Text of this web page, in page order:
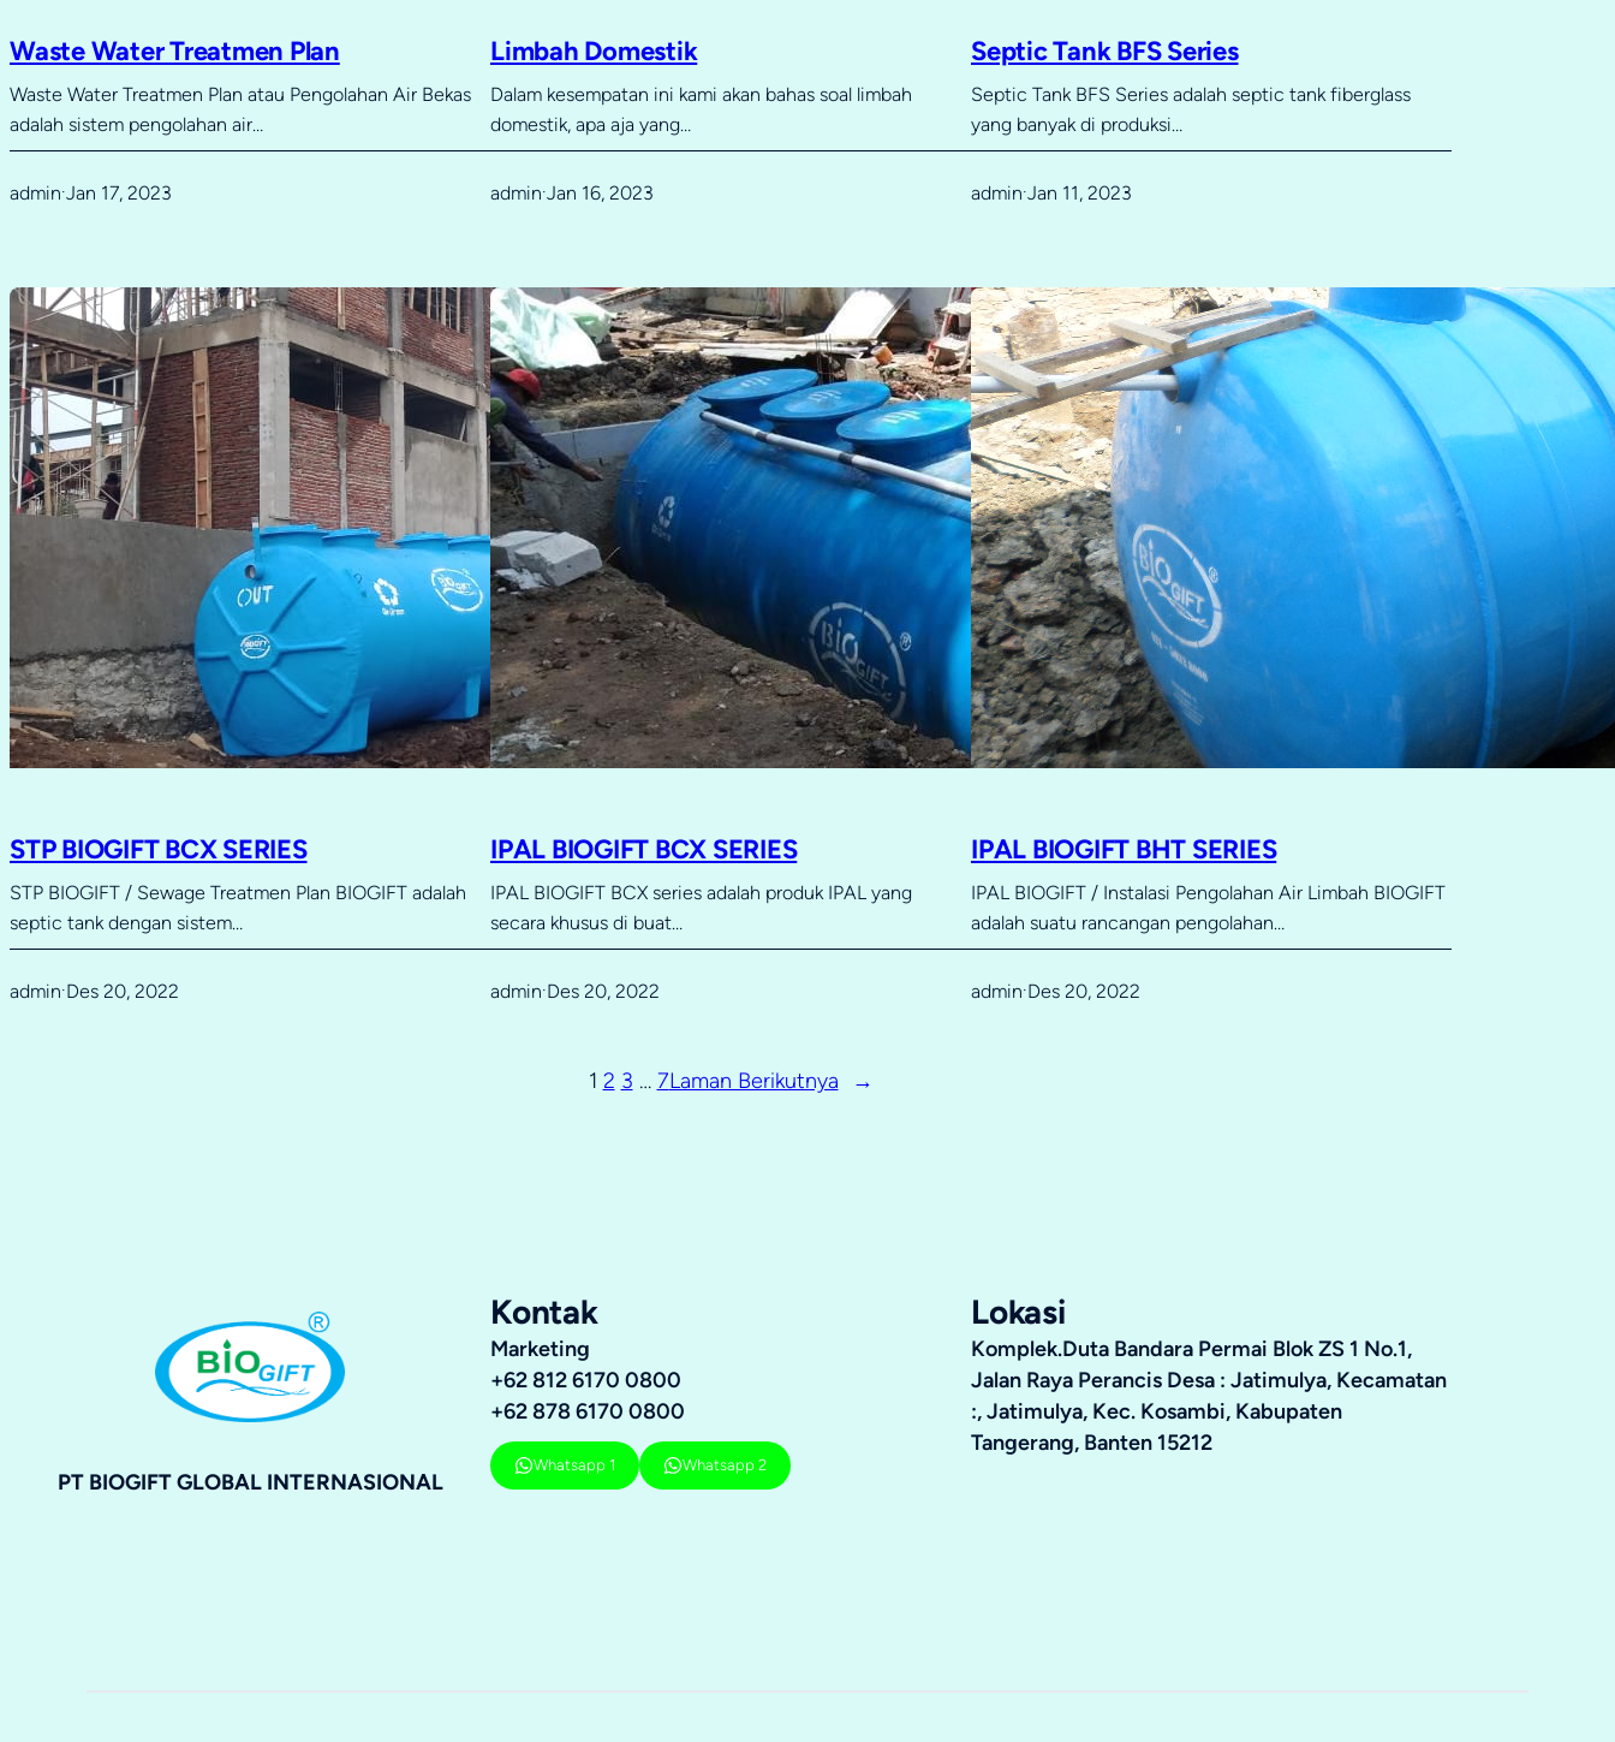
Waste Water Treatmen Plan
Waste Water Treatmen Plan atau Pengolahan Air Bekas
adalah sistem pengolahan air…
admin·Jan 17, 2023
Limbah Domestik
Dalam kesempatan ini kami akan bahas soal limbah
domestik, apa aja yang…
admin·Jan 16, 2023
Septic Tank BFS Series
Septic Tank BFS Series adalah septic tank fiberglass
yang banyak di produksi…
admin·Jan 11, 2023
STP BIOGIFT BCX SERIES
STP BIOGIFT / Sewage Treatmen Plan BIOGIFT adalah
septic tank dengan sistem…
admin·Des 20, 2022
IPAL BIOGIFT BCX SERIES
IPAL BIOGIFT BCX series adalah produk IPAL yang
secara khusus di buat…
admin·Des 20, 2022
IPAL BIOGIFT BHT SERIES
IPAL BIOGIFT / Instalasi Pengolahan Air Limbah BIOGIFT
adalah suatu rancangan pengolahan…
admin·Des 20, 2022
1 2 3 … 7Laman Berikutnya →
PT BIOGIFT GLOBAL INTERNASIONAL
Kontak
Marketing
+62 812 6170 0800
+62 878 6170 0800
Whatsapp 1 Whatsapp 2
Lokasi
Komplek.Duta Bandara Permai Blok ZS 1 No.1,
Jalan Raya Perancis Desa : Jatimulya, Kecamatan
:, Jatimulya, Kec. Kosambi, Kabupaten
Tangerang, Banten 15212